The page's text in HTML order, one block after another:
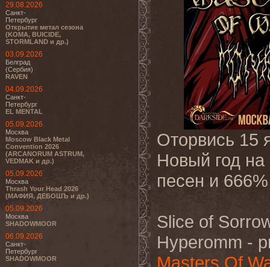
29.08.2026
Санкт-
Петербург
Открытие метал сезона
(KOMA, BUICIDE,
STORMLAND и др.)
03.09.2026
Белград
(Сербия)
RAVEN
04.09.2026
Санкт-
Петербург
EL MENTAL
05.09.2026
Москва
Moscow Black Metal
Convention 2026
(ARCANORUM ASTRUM,
VEDMAK и др.)
05.09.2026
Москва
Thrash Your Head 2026
(МАФИЯ, ДЕБОШЪ и др.)
05.09.2026
Москва
SHADOWMOOR
06.09.2026
Санкт-
Петербург
SHADOWMOOR
Оторвись 15
Новый год на
песен и
Slice of
Hyperomm -
Masters Of